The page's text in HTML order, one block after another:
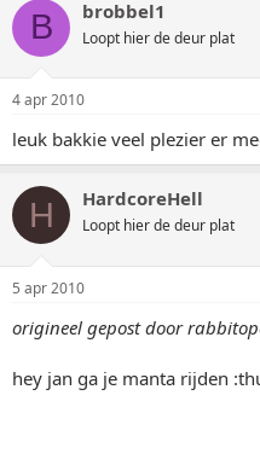
B brobbel1
Loopt hier de deur plat
4 apr 2010
leuk bakkie veel plezier er
H HardcoreHell
Loopt hier de deur plat
5 apr 2010
origineel gepost door
hey jan ga je manta rijden